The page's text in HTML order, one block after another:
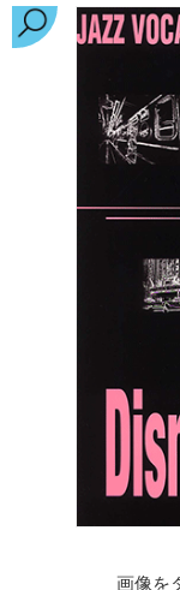
画像を